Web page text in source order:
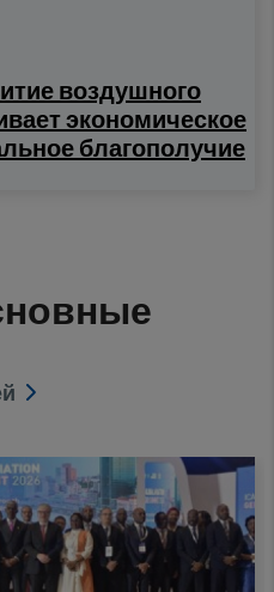
воздушного
экономическое
благополучие